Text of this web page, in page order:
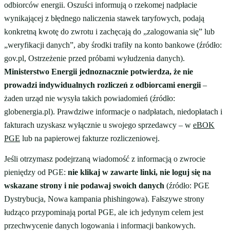
odbiorców energii. Oszuści informują o rzekomej nadpłacie
wynikającej z błędnego naliczenia stawek taryfowych, podają
konkretną kwotę do zwrotu i zachęcają do „zalogowania się” lub
„weryfikacji danych”, aby środki trafiły na konto bankowe (źródło:
gov.pl, Ostrzeżenie przed próbami wyłudzenia danych).
Ministerstwo Energii jednoznacznie potwierdza, że nie
prowadzi indywidualnych rozliczeń z odbiorcami energii –
żaden urząd nie wysyła takich powiadomień (źródło:
globenergia.pl). Prawdziwe informacje o nadpłatach, niedopłatach i
fakturach uzyskasz wyłącznie u swojego sprzedawcy – w eBOK
PGE lub na papierowej fakturze rozliczeniowej.
Jeśli otrzymasz podejrzaną wiadomość z informacją o zwrocie
pieniędzy od PGE: nie klikaj w zawarte linki, nie loguj się na
wskazane strony i nie podawaj swoich danych (źródło: PGE
Dystrybucja, Nowa kampania phishingowa). Fałszywe strony
łudząco przypominają portal PGE, ale ich jedynym celem jest
przechwycenie danych logowania i informacji bankowych.